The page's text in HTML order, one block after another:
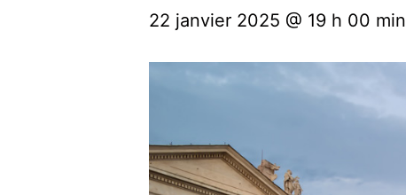
22 janvier 2025 @ 19 h 00 min